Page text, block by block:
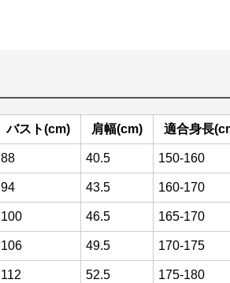
バスト(cm) 肩幅(cm) 適合身長
88 40.5 150-160
94 43.5 160-170
100 46.5 165-170
106 49.5 170-175
112 52.5 175-180